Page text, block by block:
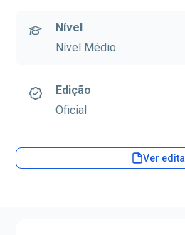
Nível
Nível Médio
Edição
Oficial
Ver edital